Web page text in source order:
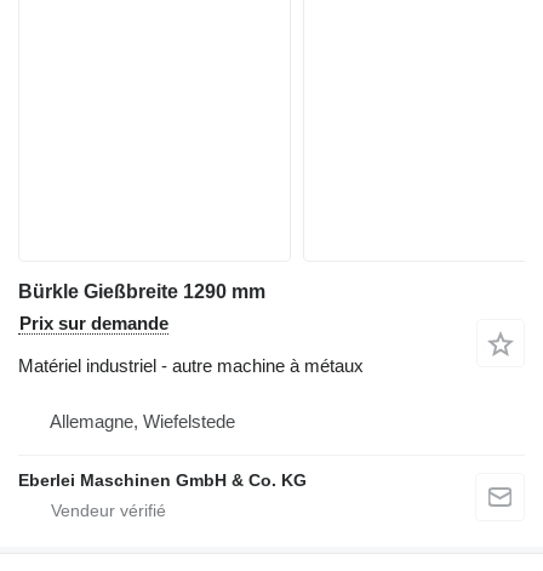
Bürkle Gießbreite 1290 mm
Prix sur demande
Matériel industriel - autre machine à métaux
Allemagne, Wiefelstede
Eberlei Maschinen GmbH & Co. KG